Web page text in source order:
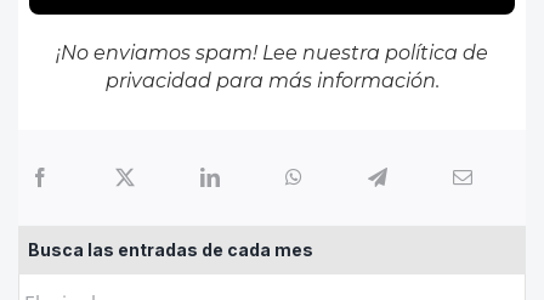
¡No enviamos spam! Lee nuestra política de
privacidadpara más información.
Busca las entradas de cada mes
Busca